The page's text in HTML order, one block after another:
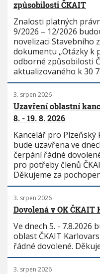
způsobilosti ČKAIT
Znalosti platných
9/2026 – 12/2026
novelizaci Stavebního
dokumentu „Otázky k
odborné způsobilosti
aktualizovaného k 30
3. srpen 2026
Uzavření oblastní
8. - 19. 8. 2026
Kancelář pro
bude uzavřena ve
čerpání řádné
pro potřeby členů
Děkujeme za
3. srpen 2026
Dovolená v OK ČKAIT
Ve dnech 5. - 7.8.2026
oblast ČKAIT
řádné dovolené.
3. srpen 2026